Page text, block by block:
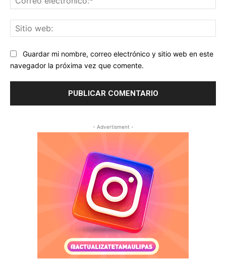
Guardar mi nombre, correo electrónico y sitio web en este
navegador la próxima vez que comente.
- Advertisment -